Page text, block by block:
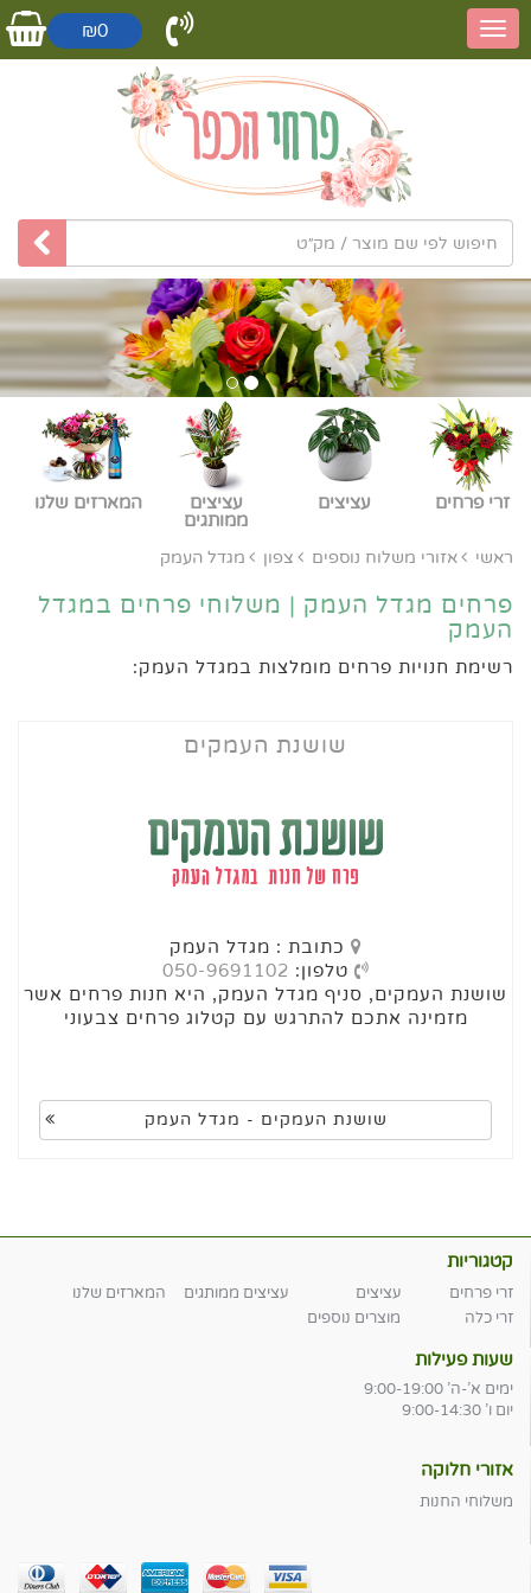
₪0
זרי פרחים עציצים
עציצים
ממותגים
המארזים שלנו
ראשי אזורי משלוח נוספים צפון מגדל העמק
פרחים מגדל העמק | משלוחי פרחים במגדל
העמק
רשימת חנויות פרחים מומלצות במגדל העמק:
שושנת העמקים
כתובת : מגדל העמק
טלפון: 050-9691102
שושנת העמקים, סניף מגדל העמק, היא חנות פרחים אשר
מזמינה אתכם להתרגש עם קטלוג פרחים צבעוני
שושנת העמקים - מגדל העמק
קטגוריות
זרי פרחים עציצים עציצים ממותגים
המארזים שלנו
זרי כלה
מוצרים נוספים
שעות פעילות
ימים א'-ה' 9:00-19:00
יום ו' 9:00-14:30
אזורי חלוקה
משלוחי החנות